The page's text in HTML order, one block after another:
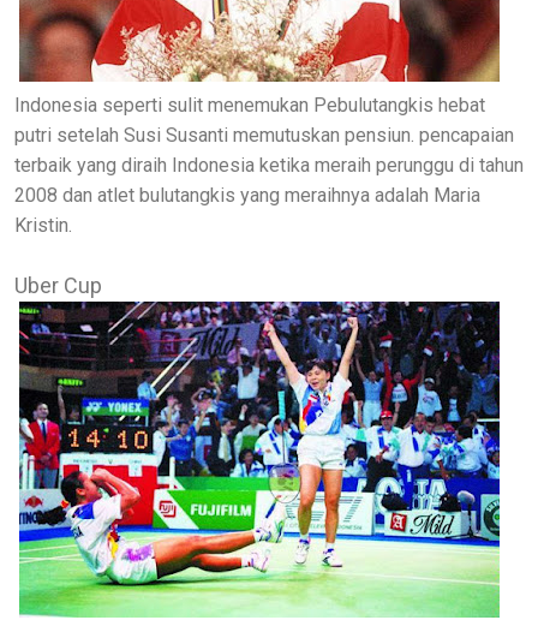
Indonesia seperti sulit menemukan Pebulutangkis hebat
putri setelah Susi Susanti memutuskan pensiun. pencapaian
terbaik yang diraih Indonesia ketika meraih perunggu di tahun
2008 dan atlet bulutangkis yang meraihnya adalah Maria
Kristin.
Uber Cup